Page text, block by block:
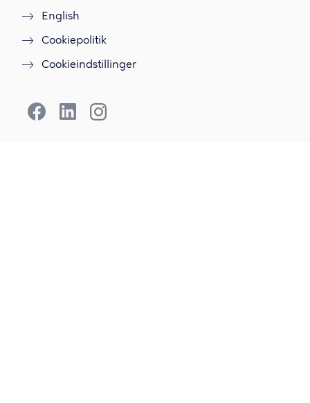
English
Cookiepolitik
Cookieindstillinger